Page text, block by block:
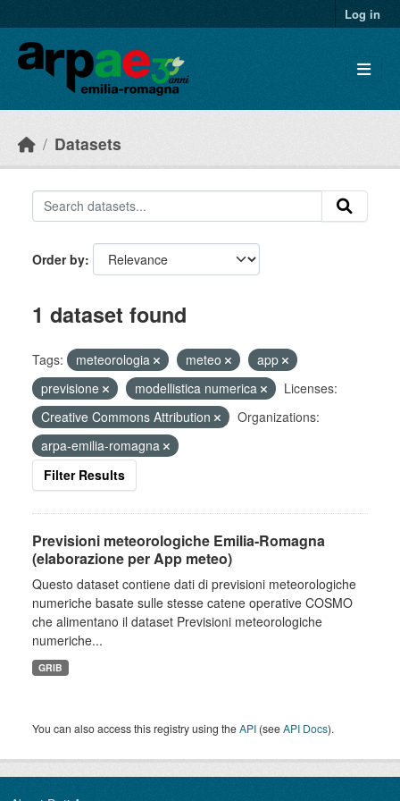
Log in
Datasets
Order by
1 dataset found
Tags: meteorologia meteo
app
previsione
modellistica numerica
Licenses:
Creative Commons Attribution
Organizations:
arpa-emilia-romagna
Filter Results
Previsioni meteorologiche Emilia-Romagna
(elaborazione per App meteo)
Questo dataset contiene dati di previsioni meteorologiche
numeriche basate sulle stesse catene operative COSMO
che alimentano il dataset Previsioni meteorologiche
numeriche...
GRIB
You can also access this registry using theAPI (seeAPI Docs).